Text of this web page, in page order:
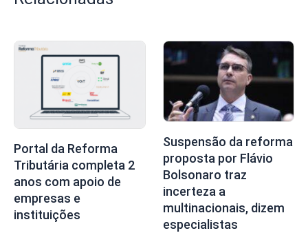
Portal da Reforma
Tributária completa 2
anos com apoio de
empresas e
instituições
Suspensão da reforma
proposta por Flávio
Bolsonaro traz
incerteza a
multinacionais, dizem
especialistas